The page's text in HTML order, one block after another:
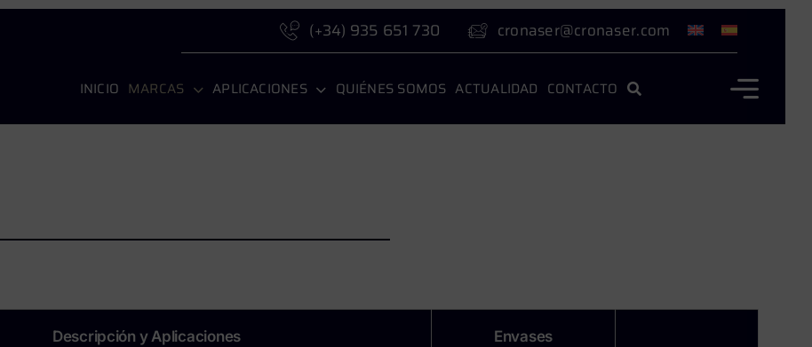
(+34) 935 651 730 cronaser@cronaser.com
INICIO MARCAS APLICACIONES QUIÉNES SOMOS ACTUALIDAD CONTACTO
Descripción y Aplicaciones Envases